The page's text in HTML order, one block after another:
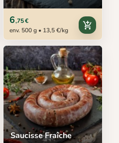
6,75 €
env. 500 g • 13,5 €/kg
add_shopping_cart
Saucisse Fraîche